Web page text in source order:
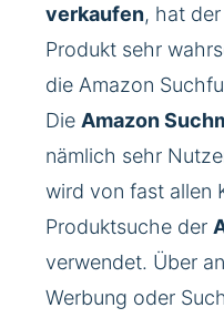
verkaufen, hat
Produkt sehr
die Amazon
Die Amazon
nämlich sehr
wird von fast allen
Produktsuche der
verwendet. Über
Werbung oder